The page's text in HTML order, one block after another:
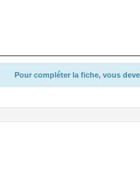
Pour compléter la fiche, vous